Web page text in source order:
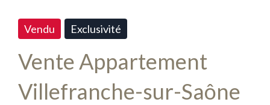
Vendu Exclusivité
Vente Appartement
Villefranche-sur-Saône